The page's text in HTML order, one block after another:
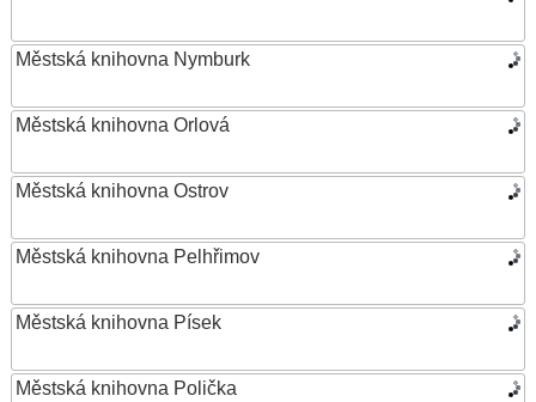
Městská knihovna Nymburk
Městská knihovna Orlová
Městská knihovna Ostrov
Městská knihovna Pelhřimov
Městská knihovna Písek
Městská knihovna Polička